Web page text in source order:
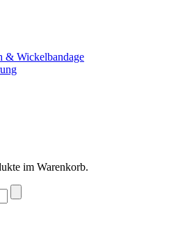
& Wickelbandage
im Warenkorb.